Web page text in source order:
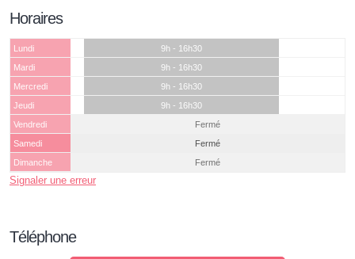
Horaires
Lundi
9h - 16h30
Mardi
9h - 16h30
Mercredi
9h - 16h30
Jeudi
9h - 16h30
Vendredi
Fermé
Samedi
Fermé
Dimanche
Fermé
Signaler une erreur
Téléphone